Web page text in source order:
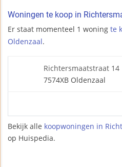
Woningen te koop in
Er staat momenteel 1 woning te
Oldenzaal.
Richtersmaatstraat 14
7574XB Oldenzaal
Bekijk alle koopwoningen in
op Huispedia.